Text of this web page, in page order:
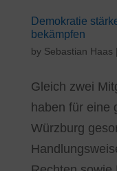
Demokratie
bekämpfen
by Sebastian Haas |
Gleich zwei
haben für eine
Würzburg